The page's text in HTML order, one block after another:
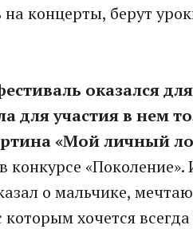
концерты, берут
оказался
для участия в нем
«Мой личный
конкурсе
о мальчике,
которым хочется